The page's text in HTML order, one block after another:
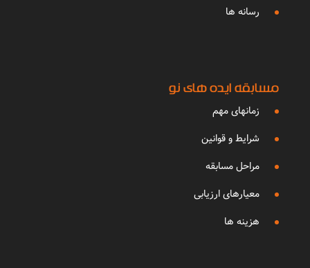
رسانه ها
مسابقه ایده های نو
زمانهای مهم
شرایط و قوانین
مراحل مسابقه
معیارهای ارزیابی
هزینه ها